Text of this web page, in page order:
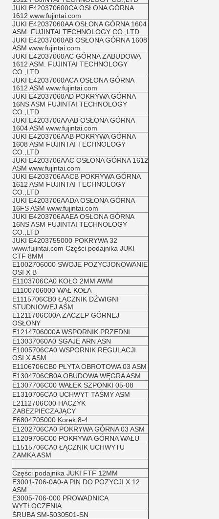
JUKI E420370600CA OSŁONA GÓRNA
1612 www.fujintai.com
JUKI E42037060AA OSŁONA GÓRNA 1604
ASM. FUJINTAI TECHNOLOGY CO.,LTD
JUKI E42037060AB OSŁONA GÓRNA 1608
ASM www.fujintai.com
JUKI E42037060AC GÓRNA ZABUDOWA
1612 ASM. FUJINTAI TECHNOLOGY
CO.,LTD
JUKI E42037060ACA OSŁONA GÓRNA
1612 ASM www.fujintai.com
JUKI E42037060AD POKRYWA GÓRNA
16NS ASM FUJINTAI TECHNOLOGY
CO.,LTD
JUKI E4203706AAAB OSŁONA GÓRNA
1604 ASM www.fujintai.com
JUKI E4203706AAB POKRYWA GÓRNA
1608 ASM FUJINTAI TECHNOLOGY
CO.,LTD
JUKI E4203706AAC OSŁONA GÓRNA 1612
ASM www.fujintai.com
JUKI E4203706AACB POKRYWA GÓRNA
1612 ASM FUJINTAI TECHNOLOGY
CO.,LTD
JUKI E4203706AADA OSŁONA GÓRNA
16FS ASM www.fujintai.com
JUKI E4203706AAEA OSŁONA GÓRNA
16NS ASM FUJINTAI TECHNOLOGY
CO.,LTD
JUKI E4203755000 POKRYWA 32
www.fujintai.com Części podajnika JUKI
CTF 8MM
E1002706000 SWOJE POZYCJONOWANIE
OSI X B
E1103706CA0 KOŁO 2MM AWM
E1100706000 WAŁ KOŁA
E1115706CB0 ŁĄCZNIK DŹWIGNI
STUDNIOWEJ ASM
E1211706C00A ZACZEP GÓRNEJ
OSŁONY
E1214706000A WSPORNIK PRZEDNI
E13037060A0 SGAJE ARN ASN
E1005706CA0 WSPORNIK REGULACJI
OSI X ASM
E1106706CB0 PŁYTA OBROTOWA 03 ASM
E1304706CB0A OBUDOWA WĘGRA ASM
E1307706C00 WAŁEK SZPONKI 05-08
E1310706CA0 UCHWYT TAŚMY ASM
E2112706C00 HACZYK
ZABEZPIECZAJĄCY
E6804705000 Korek 8-4
E1202706CA0 POKRYWA GÓRNA 03 ASM
E1209706C00 POKRYWA GÓRNA WAŁU
E1515706CA0 ŁĄCZNIK UCHWYTU
ZAMKA ASM
Części podajnika JUKI FTF 12MM
E3001-706-0A0-A PIN DO POZYCJI X 12
ASM
E3005-706-000 PROWADNICA
WYTŁOCZENIA
ŚRUBA SM-5030501-SN